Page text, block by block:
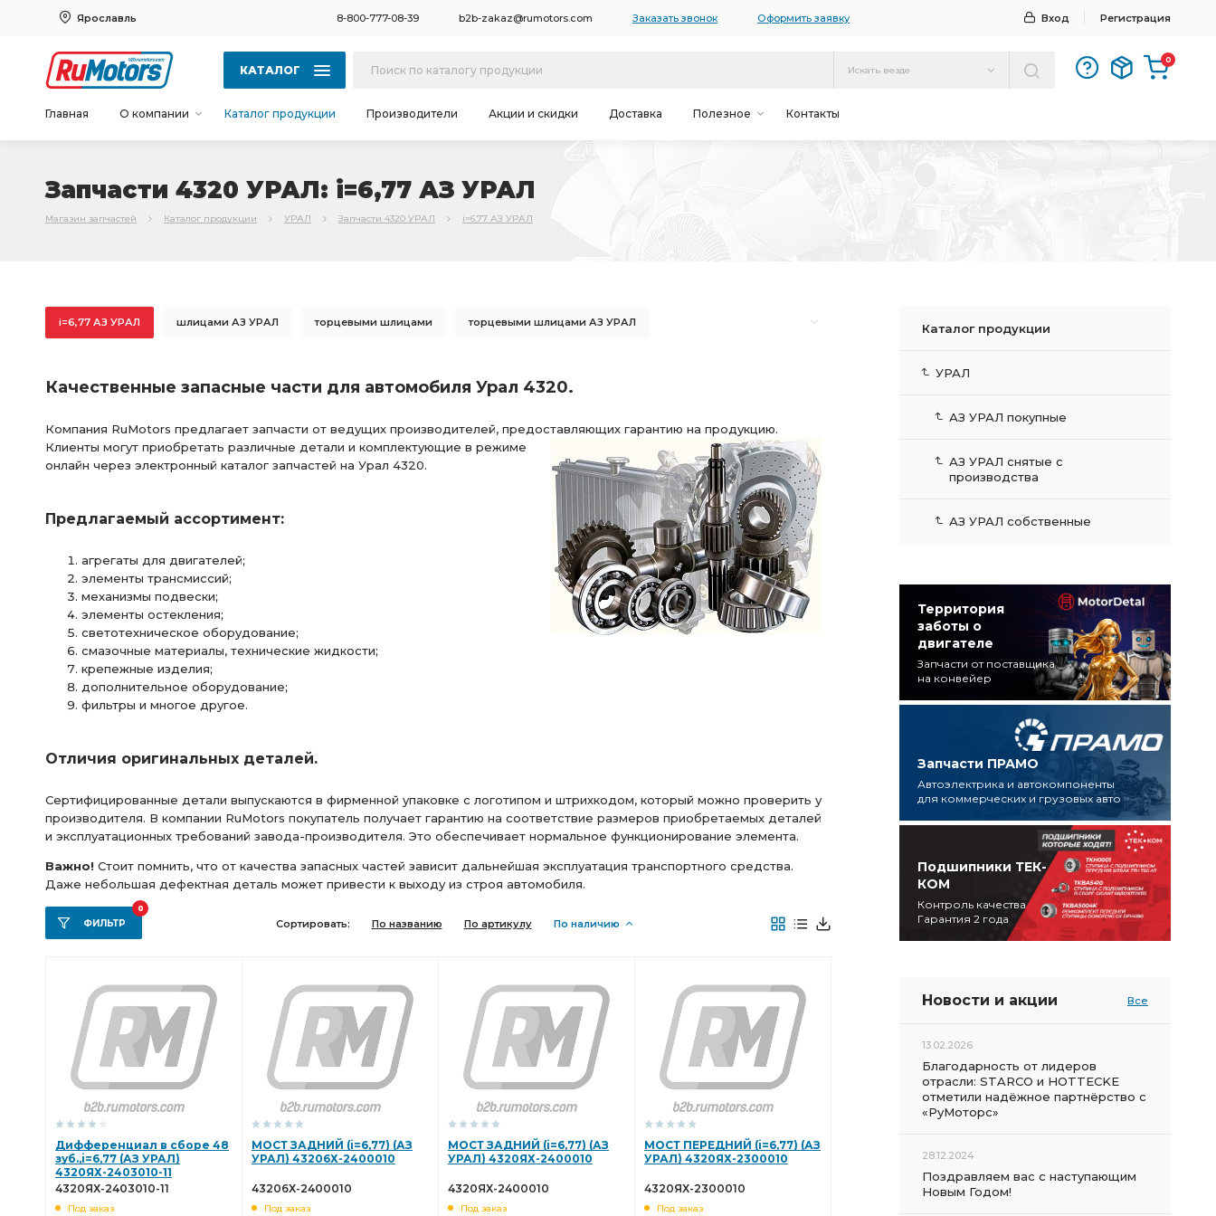
Ярославль 8-800-777-08-39 b2b-zakaz@rumotors.com Заказать звонок Оформить заявку Вход Регистрация
КАТАЛОГ Искать везде
0
Главная О компании Каталог продукции Производители Акции и скидки Доставка Полезное Контакты
Запчасти 4320 УРАЛ: i=6,77 АЗ УРАЛ
Магазин запчастей Каталог продукции УРАЛ Запчасти 4320 УРАЛ i=6,77 АЗ УРАЛ
i=6,77 АЗ УРАЛ шлицами АЗ УРАЛ торцевыми шлицами торцевыми шлицами АЗ УРАЛ
торц. шлицами АЗ УРАЛ
фланец с торцевыми фланец с торцевыми шлицами i=6.77 48 зуб
фланец с торц. шлицами
МОСТ ПЕРЕДНИЙ МОСТА i=7.49 49 зуб СБОРЕ АЗ УРАЛ зуб. АЗ УРАЛ
фланца с торцевыми фланца с торцевыми шлицами РАЗДАТОЧНАЯ КОРОБКА МОСТ ЗАДНИЙ
РАМА необходимы РАМА необходимы ПД АЗ УРАЛ Коробка раздаточная
фланец с торц. шлицами АЗ УРАЛ ТРУБКА ВОЗДУХОВОДНАЯ КОРОБКА РАЗДАТОЧНАЯ
фланец с торцевыми шлицами АЗ УРАЛ
фланцы с торцевыми шлицами АЗ УРАЛ
СРЕДНЕГО МОСТА i=7.49
зуб фланец с торц. шлицами ТРУБКА АЗ УРАЛ МОСТА i=6,77 РЕДУКТОР ПЕРЕДНЕГО
РЕДУКТОР ПЕРЕДНЕГО МОСТА МАНОМЕТРУ АЗ УРАЛ заднего моста фланца с торцевыми шлицами АЗ УРАЛ
пневмотормозами АЗ УРАЛ
ТРУБКА ВОЗДУХОВОДНАЯ АЗ УРАЛ а/м 4х4 зуб АЗ УРАЛ i=7.49 49 зуб с БМКД левый АЗ УРАЛ
эмаль защитная эмаль защитная АЗ УРАЛ защитная АЗ УРАЛ БМКД фланец
торцевыми шлицами пневмотормоза торцевыми шлицами пневмотормоза АЗ УРАЛ шлицами пневмотормоза
шлицами пневмотормоза АЗ УРАЛ грунт АЗ УРАЛ дв.ЯМЗ АЗ УРАЛ Трубка к манометру ВАЛА АЗ УРАЛ
АБС фланец ЗАДНЕГО МОСТА i=6,77 МОСТА i=7.49 49 зуб с БМКД Коробка раздаточная с ручником
раздаточная с ручником
Качественные запасные части для автомобиля Урал 4320.
Компания RuMotors предлагает запчасти от ведущих производителей, предоставляющих гарантию на продукцию.
Клиенты могут приобретать различные детали и комплектующие в режиме
онлайн через электронный каталог запчастей на Урал 4320.
Предлагаемый ассортимент:
агрегаты для двигателей;
элементы трансмиссий;
механизмы подвески;
элементы остекления;
светотехническое оборудование;
смазочные материалы, технические жидкости;
крепежные изделия;
дополнительное оборудование;
фильтры и многое другое.
Отличия оригинальных деталей.
Сертифицированные детали выпускаются в фирменной упаковке с логотипом и штрихкодом, который можно проверить у
производителя. В компании RuMotors покупатель получает гарантию на соответствие размеров приобретаемых деталей
и эксплуатационных требований завода-производителя. Это обеспечивает нормальное функционирование элемента.
Важно! Стоит помнить, что от качества запасных частей зависит дальнейшая эксплуатация транспортного средства.
Даже небольшая дефектная деталь может привести к выходу из строя автомобиля.
ФИЛЬТР
0
Сортировать: По названию По артикулу По наличию
Дифференциал в сборе 48
зуб.,i=6,77 (АЗ УРАЛ)
4320ЯХ-2403010-11
4320ЯХ-2403010-11
Под заказ
МОСТ ЗАДНИЙ (i=6,77) (АЗ
УРАЛ) 43206Х-2400010
43206Х-2400010
Под заказ
МОСТ ЗАДНИЙ (i=6,77) (АЗ
УРАЛ) 4320ЯХ-2400010
4320ЯХ-2400010
Под заказ
МОСТ ПЕРЕДНИЙ (i=6,77) (АЗ
УРАЛ) 4320ЯХ-2300010
4320ЯХ-2300010
Под заказ
Каталог продукции
УРАЛ
АЗ УРАЛ покупные
АЗ УРАЛ снятые с
производства
АЗ УРАЛ собственные
Территория
заботы о
двигателе
Запчасти от поставщика
на конвейер
Запчасти ПРАМО
Автоэлектрика и автокомпоненты
для коммерческих и грузовых авто
Подшипники ТЕК-
КОМ
Контроль качества
Гарантия 2 года
Новости и акции Все
13.02.2026
Благодарность от лидеров
отрасли: STARCO и HOTTECKE
отметили надёжное партнёрство с
«РуМоторс»
28.12.2024
Поздравляем вас с наступающим
Новым Годом!